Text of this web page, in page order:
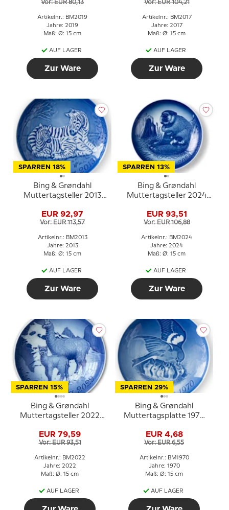
Vor: EUR 80,13
Artikelnr.: BM2019
Jahre: 2019
Maß: Ø: 15 cm
AUF LAGER
Zur Ware
Vor: EUR 104,21
Artikelnr.: BM2017
Jahre: 2017
Maß: Ø: 15 cm
AUF LAGER
Zur Ware
SPARREN 18%
Bing & Grøndahl
Muttertagsteller 2013
EUR 92,97
Vor: EUR 113,57
Artikelnr.: BM2013
Jahre: 2013
Maß: Ø: 15 cm
AUF LAGER
Zur Ware
SPARREN 13%
Bing & Grøndahl
Muttertagsteller 2024
EUR 93,51
Vor: EUR 106,88
Artikelnr.: BM2024
Jahre: 2024
Maß: Ø: 15 cm
AUF LAGER
Zur Ware
SPARREN 15%
Bing & Grøndahl
Muttertagsteller 2022
EUR 79,59
Vor: EUR 93,51
Artikelnr.: BM2022
Jahre: 2022
Maß: Ø: 15 cm
AUF LAGER
SPARREN 29%
Bing & Grøndahl
Muttertagsplatte 1970
EUR 4,68
Vor: EUR 6,55
Artikelnr.: BM1970
Jahre: 1970
Maß: Ø: 15 cm
AUF LAGER